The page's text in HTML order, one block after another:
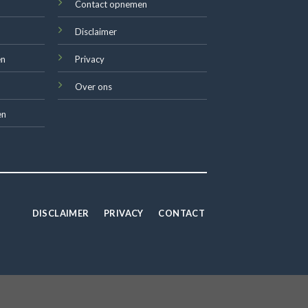
Contact opnemen
Disclaimer
Privacy
Over ons
DISCLAIMER PRIVACY CONTACT